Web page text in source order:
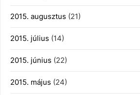
2015. augusztus (21)
2015. július (14)
2015. június (22)
2015. május (24)